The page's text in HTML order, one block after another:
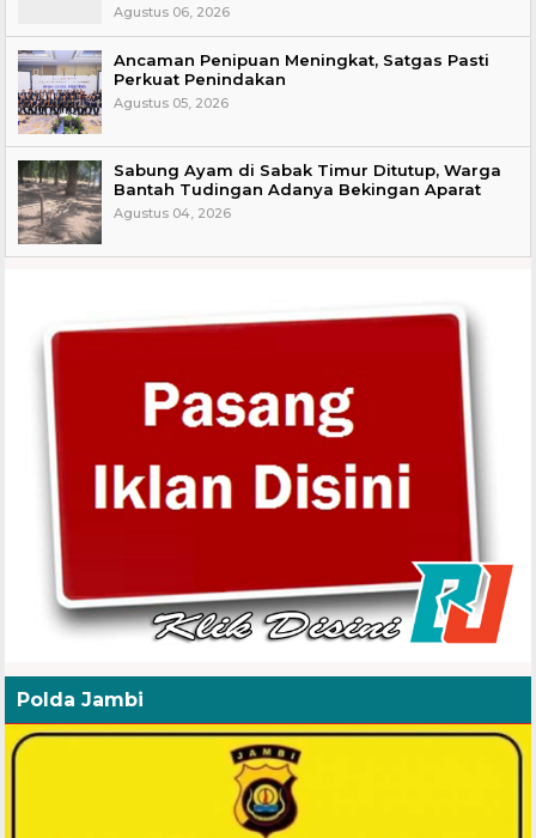
Agustus 06, 2026
Ancaman Penipuan Meningkat, Satgas Pasti
Perkuat Penindakan
Agustus 05, 2026
Sabung Ayam di Sabak Timur Ditutup, Warga
Bantah Tudingan Adanya Bekingan Aparat
Agustus 04, 2026
Polda Jambi